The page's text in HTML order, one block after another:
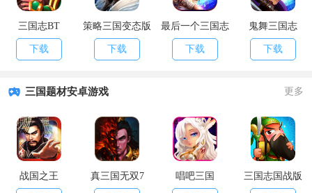
三国志BT
下载
策略三国变态版
下载
最后一个三国志
下载
鬼舞三国志
下载
三国题材安卓游戏 更多
战国之王 真三国无双7 唱吧三国 三国志国战版